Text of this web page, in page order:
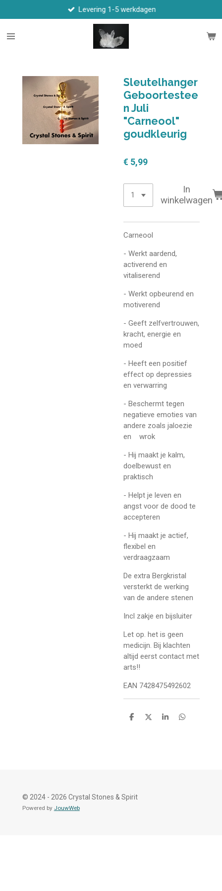
direct
naar
Levering 1-5 werkdagen
Sleutelhanger
Geboortestee
n Juli
"Carneool"
goudkleurig
€ 5,99
In
winkelwagen
Carneool
- Werkt aardend,
activerend en
vitaliserend
- Werkt opbeurend en
motiverend
- Geeft zelfvertrouwen,
kracht, energie en
moed
- Heeft een positief
effect op depressies
en verwarring
- Beschermt tegen
negatieve emoties van
andere zoals jaloezie
en wrok
- Hij maakt je kalm,
doelbewust en
praktisch
- Helpt je leven en
angst voor de dood te
accepteren
- Hij maakt je actief,
flexibel en
verdraagzaam
De extra Bergkristal
versterkt de werking
van de andere stenen
Incl zakje en bijsluiter
Let op. het is geen
medicijn. Bij klachten
altijd eerst contact met
arts!!
EAN 7428475492602
D
D
S
D
© 2024 - 2026 Crystal Stones & Spirit
Powered by JouwWeb